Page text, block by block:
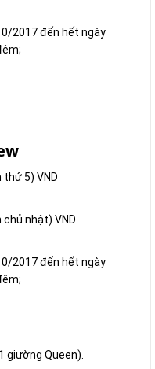
2017 đến hết ngày
5) VND
nhật) VND
2017 đến hết ngày
giường Queen).